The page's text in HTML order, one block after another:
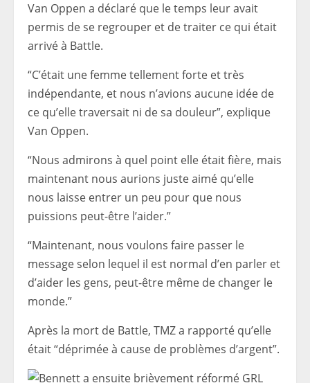
Van Oppen a déclaré que le temps leur avait
permis de se regrouper et de traiter ce qui était
arrivé à Battle.
“C’était une femme tellement forte et très
indépendante, et nous n’avions aucune idée de
ce qu’elle traversait ni de sa douleur”, explique
Van Oppen.
“Nous admirons à quel point elle était fière, mais
maintenant nous aurions juste aimé qu’elle
nous laisse entrer un peu pour que nous
puissions peut-être l’aider.”
“Maintenant, nous voulons faire passer le
message selon lequel il est normal d’en parler et
d’aider les gens, peut-être même de changer le
monde.”
Après la mort de Battle, TMZ a rapporté qu’elle
était “déprimée à cause de problèmes d’argent”.